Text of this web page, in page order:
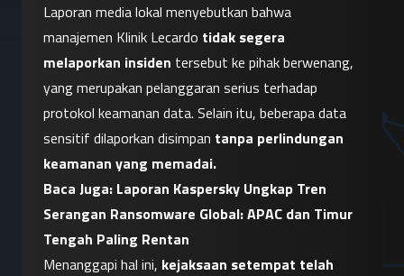
Laporan media lokal menyebutkan bahwa
manajemen Klinik Lecardo tidak segera
melaporkan insiden tersebut ke pihak berwenang,
yang merupakan pelanggaran serius terhadap
protokol keamanan data. Selain itu, beberapa data
sensitif dilaporkan disimpan tanpa perlindungan
keamanan yang memadai.
Baca Juga: Laporan Kaspersky Ungkap Tren
Serangan Ransomware Global: APAC dan Timur
Tengah Paling Rentan
Menanggapi hal ini, kejaksaan setempat telah